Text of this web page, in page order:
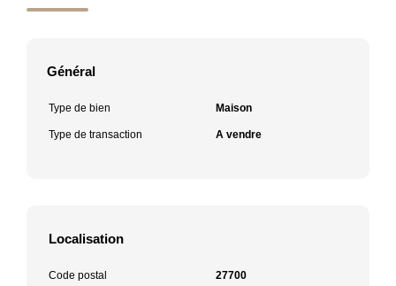
Général
Type de bien Maison
Type de transaction A vendre
Localisation
Code postal 27700